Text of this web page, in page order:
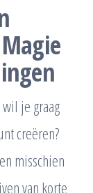
je graag
creëren?
misschien
van korte